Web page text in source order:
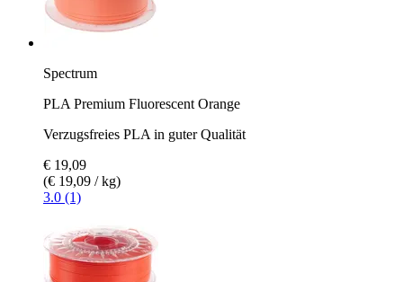
Spectrum
PLA Premium Fluorescent Orange
Verzugsfreies PLA in guter Qualität
€ 19,09
(€ 19,09 / kg)
3.0 (1)